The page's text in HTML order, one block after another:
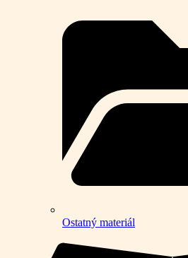
Ostatný materiál